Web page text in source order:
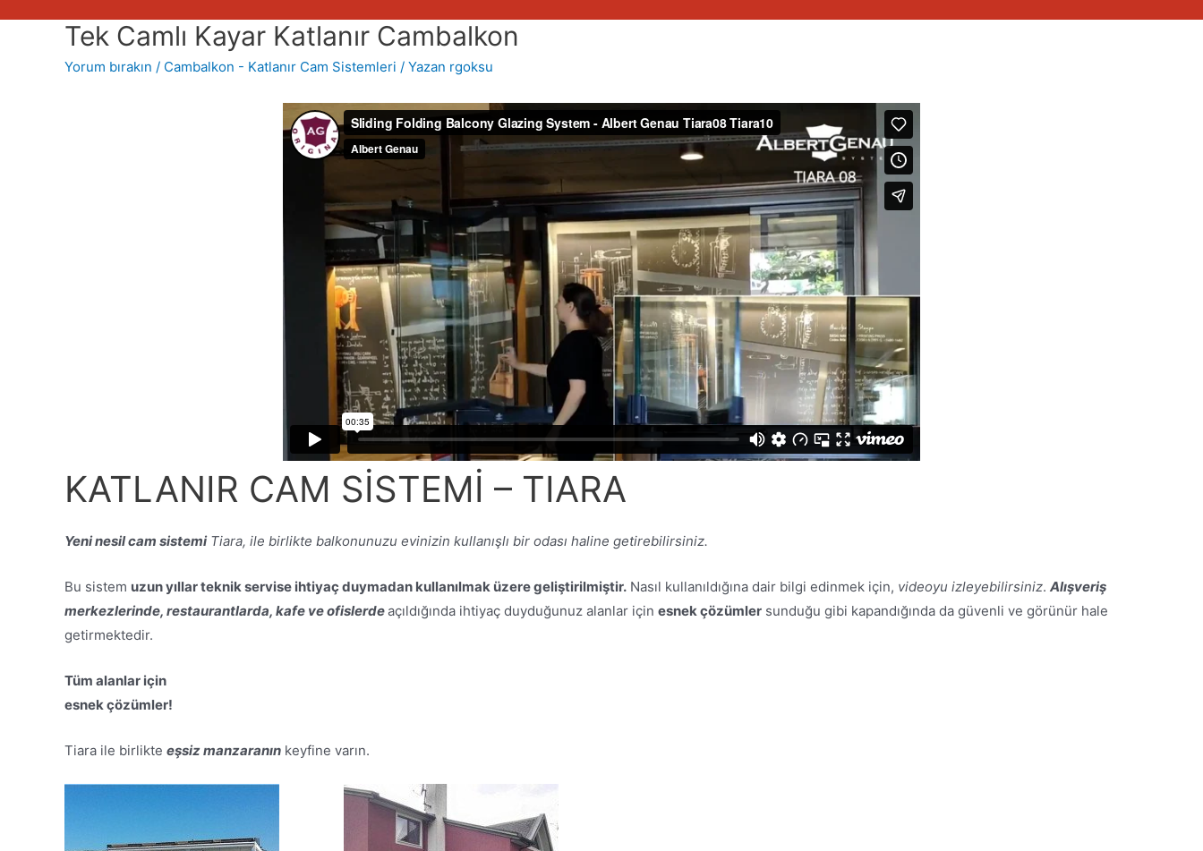
Tek Camlı Kayar Katlanır Cambalkon
Yorum bırakın / Cambalkon - Katlanır Cam Sistemleri / Yazan rgoksu
KATLANIR CAM SİSTEMİ – TIARA
Yeni nesil cam sistemiTiara, ile birlikte balkonunuzu evinizin kullanışlı bir odası haline getirebilirsiniz.
Bu sistem uzun yıllar teknik servise ihtiyaç duymadan kullanılmak üzere geliştirilmiştir. Nasıl kullanıldığına dair bilgi edinmek için, videoyu izleyebilirsiniz. Alışveriş
merkezlerinde, restaurantlarda, kafe ve ofislerdeaçıldığında ihtiyaç duyduğunuz alanlar için esnek çözümler sunduğu gibi kapandığında da güvenli ve görünür hale
getirmektedir.
Tüm alanlar için
esnek çözümler!
Tiara ile birlikte eşsiz manzaranın keyfine varın.